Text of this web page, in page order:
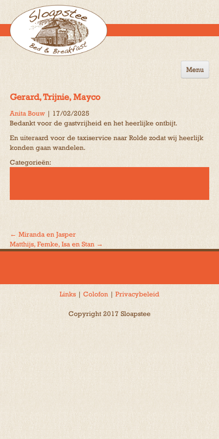
Menu
Omgeving
Gastenboek
Gerard, Trijnie, Mayco
Anita Bouw | 17/02/2025
Bedankt voor de gastvrijheid en het heerlijke ontbijt.
En uiteraard voor de taxiservice naar Rolde zodat wij heerlijk
konden gaan wandelen.
Categorieën:
Bericht
← Miranda en Jasper
Matthijs, Femke, Isa en Stan →
Links | Colofon | Privacybeleid
Copyright 2017 Sloapstee